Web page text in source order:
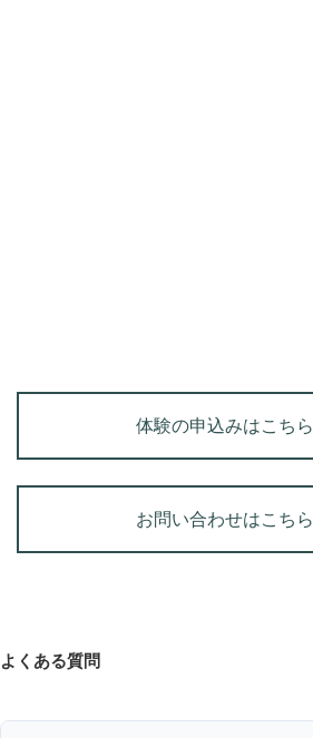
体験の申込みはこちら
お問い合わせはこちら
よくある質問